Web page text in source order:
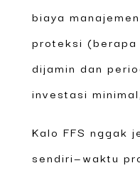
biaya
proteksi (berapa
dijamin dan
investasi
Kalo FFS nggak
sendiri—waktu